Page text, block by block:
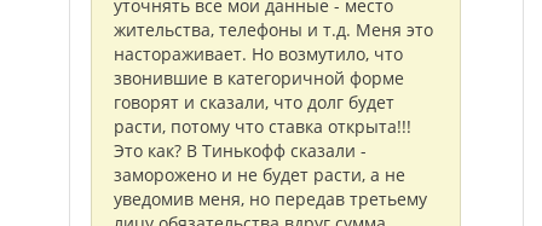
уточнять все мои данные - место
жительства, телефоны и т.д. Меня это
настораживает. Но возмутило, что
звонившие в категоричной форме
говорят и сказали, что долг будет
расти, потому что ставка открыта!!!
Это как? В Тинькофф сказали -
заморожено и не будет расти, а не
уведомив меня, но передав третьему